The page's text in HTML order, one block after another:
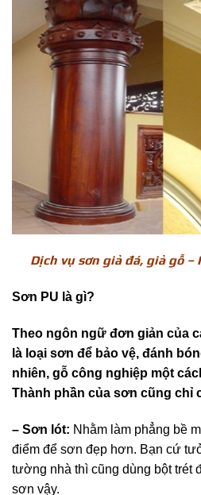
Dịch vụ sơn giả đá, giả gỗ –
Sơn PU là gì?
Theo ngôn ngữ đơn giản của
là loại sơn để bảo vệ, đánh
nhiên, gỗ công nghiệp một
Thành phần của sơn cũng chỉ
– Sơn lót: Nhằm làm phẳng bề
điểm để sơn đẹp hơn. Bạn cứ
tường nhà thì cũng dùng bột trét
sơn vậy.